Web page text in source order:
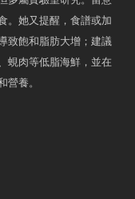
。她又提醒，食譜或加
致飽和脂肪大增；建議
蜆肉等低脂海鮮，並在
營養。